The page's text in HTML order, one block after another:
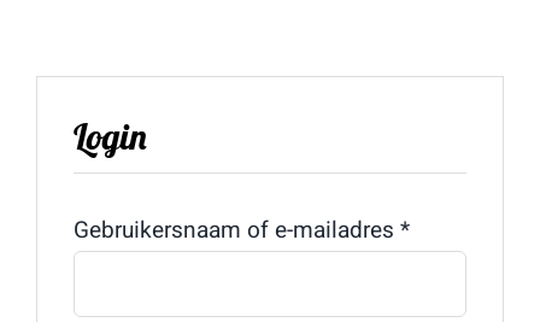
Login
Gebruikersnaam of e-mailadres *Vereist